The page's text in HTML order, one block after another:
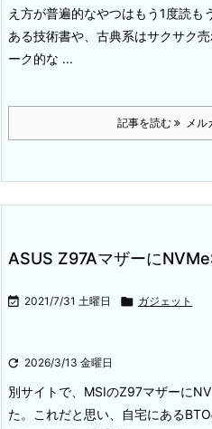
え方が普遍的なやつはもう1度読も
ある技術書や、古典系はサクサク
ーク的な ...
記事を読む メル
ASUS Z97Aマザーに
 2021/7/31 土曜日  ガジェット
 2026/3/13 金曜日
別サイトで、MSIのZ97マザーに
た。
これだと思い、自宅にある